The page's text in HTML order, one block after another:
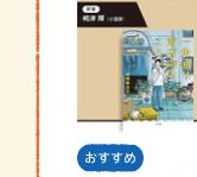
おすすめ